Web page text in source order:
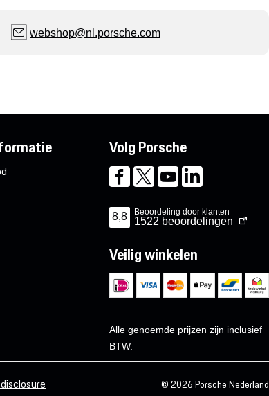
webshop@nl.porsche.com
Volg Porsche
8,8 Beoordeling door klanten
1522 beoordelingen
Veilig winkelen
Alle genoemde prijzen zijn inclusief
BTW.
© 2026 Porsche Nederland